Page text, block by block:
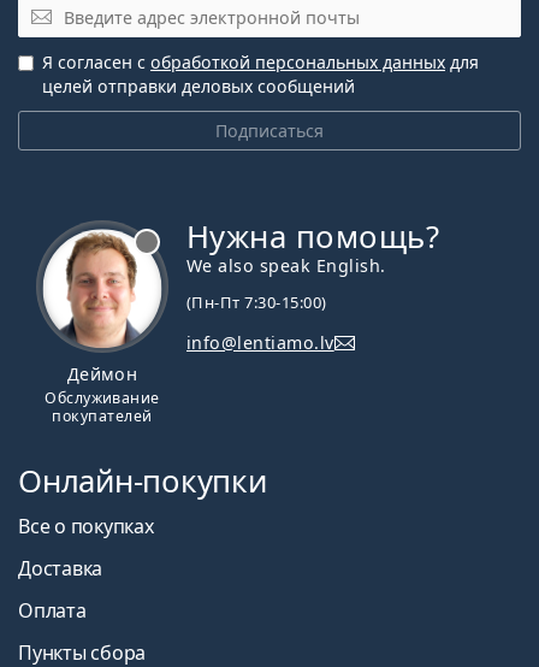
PureVision2
Как долго можно носить контактные линзы
PureVision 2?
Можно ли спать в контактных линзах
PureVision 2?
PureVision2 и PureVision 2HD — это одно и то
PureVision 2 (3 линзы)?
Другие ежемесячные контактные линзы
Эл. почта
Подписаться
Я согласен с обработкой персональных данных для
целей отправки деловых сообщений
Деймон
Обслуживание
покупателей
Нужна помощь?
We also speak English.
(Пн-Пт 7:30-15:00)
info@lentiamo.lv
Онлайн-покупки
Все о покупках
Доставка
Оплата
Пункты сбора